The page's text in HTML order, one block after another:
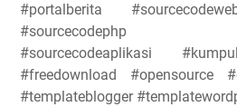
#portalberita
#sourcecodephp
#sourcecodeaplikasi
#freedownload #opensource
#templateblogger